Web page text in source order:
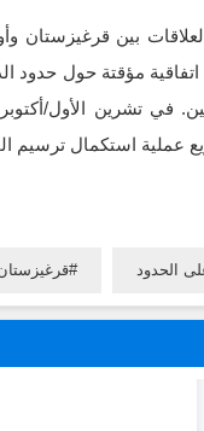
الحدود